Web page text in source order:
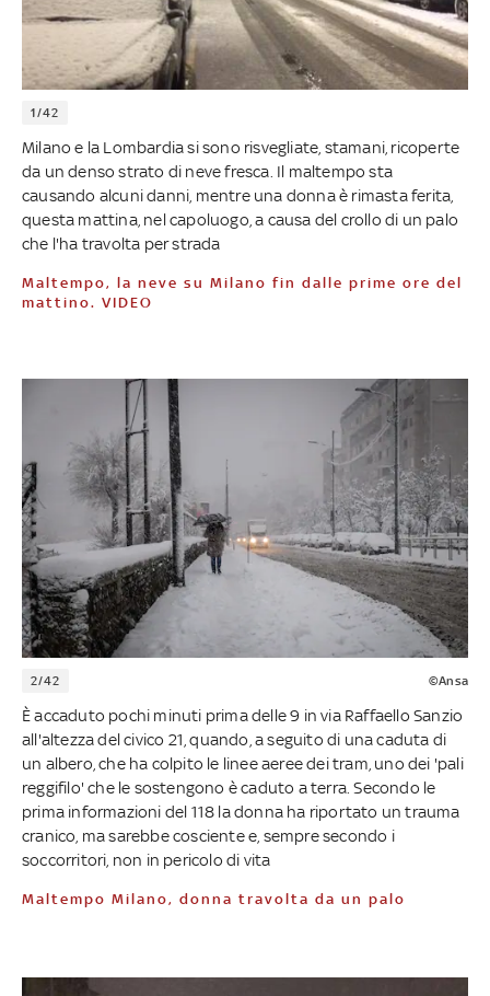
1/42
Milano e la Lombardia si sono risvegliate, stamani, ricoperte
da un denso strato di neve fresca. Il maltempo sta
causando alcuni danni, mentre una donna è rimasta ferita,
questa mattina, nel capoluogo, a causa del crollo di un palo
che l'ha travolta per strada
Maltempo, la neve su Milano fin dalle prime ore del
mattino. VIDEO
2/42 ©Ansa
È accaduto pochi minuti prima delle 9 in via Raffaello Sanzio
all'altezza del civico 21, quando, a seguito di una caduta di
un albero, che ha colpito le linee aeree dei tram, uno dei 'pali
reggifilo' che le sostengono è caduto a terra. Secondo le
prima informazioni del 118 la donna ha riportato un trauma
cranico, ma sarebbe cosciente e, sempre secondo i
soccorritori, non in pericolo di vita
Maltempo Milano, donna travolta da un palo